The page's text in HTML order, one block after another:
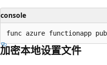
console
加密本地设置文件